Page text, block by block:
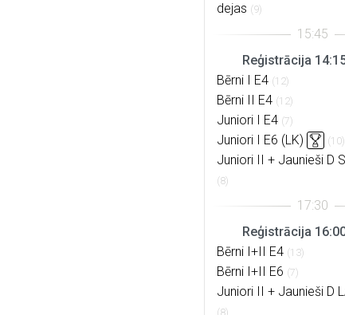
dejas (9)
Reģistrācija
Bērni I E4 (12)
Bērni II E4 (12)
Juniori I E4 (7)
Juniori I E6 (LK) (10)
Juniori II + Jaunieši D
(8)
Reģistrācija
Bērni I+II E4 (13)
Bērni I+II E6 (7)
Juniori II + Jaunieši D
(8)